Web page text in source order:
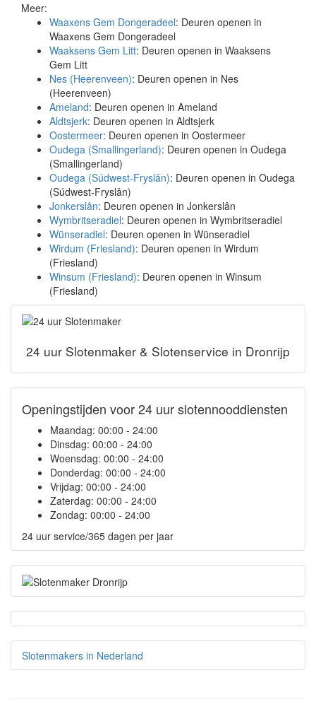
Meer:
Waaxens Gem Dongeradeel: Deuren openen in
Waaxens Gem Dongeradeel
Waaksens Gem Litt: Deuren openen in Waaksens
Gem Litt
Nes (Heerenveen): Deuren openen in Nes
(Heerenveen)
Ameland: Deuren openen in Ameland
Aldtsjerk: Deuren openen in Aldtsjerk
Oostermeer: Deuren openen in Oostermeer
Oudega (Smallingerland): Deuren openen in Oudega
(Smallingerland)
Oudega (Súdwest-Fryslân): Deuren openen in Oudega
(Súdwest-Fryslân)
Jonkerslân: Deuren openen in Jonkerslân
Wymbritseradiel: Deuren openen in Wymbritseradiel
Wünseradiel: Deuren openen in Wünseradiel
Wirdum (Friesland): Deuren openen in Wirdum
(Friesland)
Winsum (Friesland): Deuren openen in Winsum
(Friesland)
24 uur Slotenmaker & Slotenservice in Dronrijp
Openingstijden voor 24 uur slotennooddiensten
Maandag: 00:00 - 24:00
Dinsdag: 00:00 - 24:00
Woensdag: 00:00 - 24:00
Donderdag: 00:00 - 24:00
Vrijdag: 00:00 - 24:00
Zaterdag: 00:00 - 24:00
Zondag: 00:00 - 24:00
24 uur service/365 dagen per jaar
Slotenmakers in Nederland